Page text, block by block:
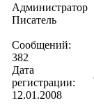
Администратор
Писатель
Сообщений:
382
Дата
регистрации:
12.01.2008